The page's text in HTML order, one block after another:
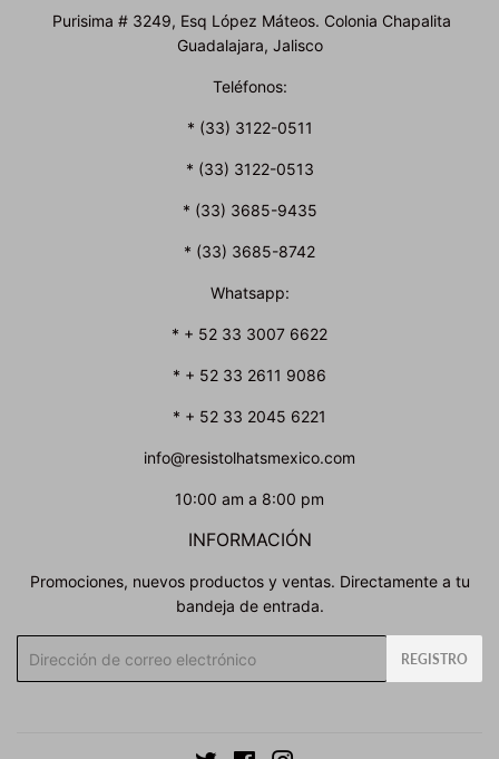
Purisima # 3249, Esq López Máteos. Colonia Chapalita
Guadalajara, Jalisco
Teléfonos:
* (33) 3122-0511
* (33) 3122-0513
* (33) 3685-9435
* (33) 3685-8742
Whatsapp:
* + 52 33 3007 6622
* + 52 33 2611 9086
* + 52 33 2045 6221
info@resistolhatsmexico.com
10:00 am a 8:00 pm
INFORMACIÓN
Promociones, nuevos productos y ventas. Directamente a tu
bandeja de entrada.
electrónico
REGISTRO